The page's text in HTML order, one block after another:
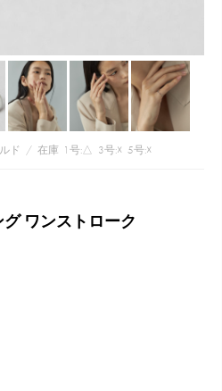
ド / 在庫 1号:△ 3号:☓ 5号:☓
ワンストローク